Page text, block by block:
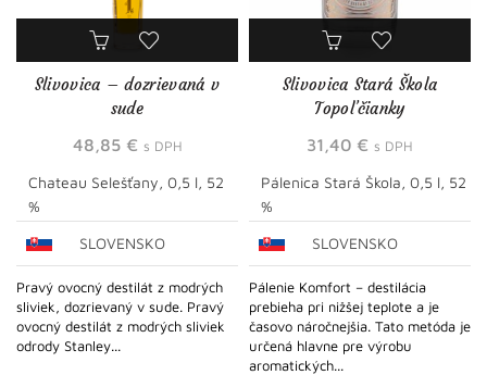
Slivovica – dozrievaná v
sude
48,85 € s DPH
Chateau Selešťany, 0,5 l, 52
%
SLOVENSKO
Pravý ovocný destilát z modrých
sliviek, dozrievaný v sude. Pravý
ovocný destilát z modrých sliviek
odrody Stanley...
Slivovica Stará Škola
Topoľčianky
31,40 € s DPH
Pálenica Stará Škola, 0,5 l, 52
%
SLOVENSKO
Pálenie Komfort – destilácia
prebieha pri nižšej teplote a je
časovo náročnejšia. Tato metóda je
určená hlavne pre výrobu
aromatických...